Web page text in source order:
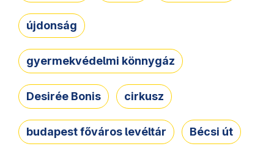
újdonság
gyermekvédelmi könnygáz
Desirée Bonis cirkusz
budapest főváros levéltár Bécsi út